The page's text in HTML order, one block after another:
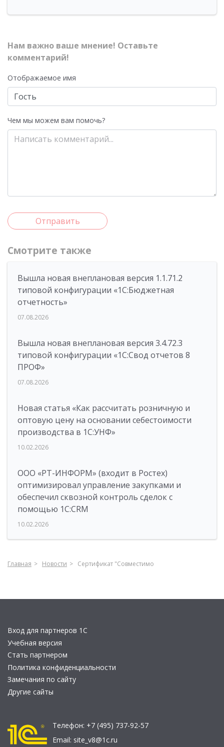
Нам важно ваше мнение! Оставьте
комментарий!
Отображаемое имя
Чем мы можем вам помочь?
Отправить
Смотрите также
Вышла новая внеплановая версия 1.1.71.2
типовой конфигурации «1C:Бюджетная
отчетность»
07.08.2026
Вышла новая внеплановая версия 3.4.72.3
типовой конфигурации «1C:Свод отчетов 8
ПРОФ»
07.08.2026
Новая статья «Как рассчитать розничную и
оптовую цену на основании себестоимости
производства в 1С:УНФ»
10.02.2026
ООО «РТ-ИНФОРМ» (входит в Ростех)
оптимизировал управление закупками и
обеспечил сквозной контроль сделок с
помощью 1С:CRM
10.02.2026
Главная Новости Сертификат "Совместимо
Вход для партнеров 1С
Учебная версия
Стать партнером
Политика конфиденциальности
Замечания по сайту
Другие сайты
Телефон: +7 (495) 737-92-57
Email: site_v8@1c.ru